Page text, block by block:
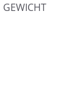
GEWICHT